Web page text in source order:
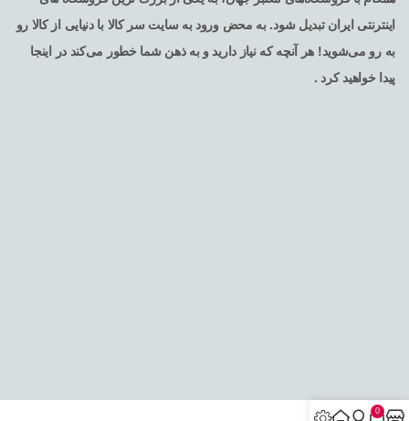
اینترنتی ایران تبدیل شود. به محض ورود به سایت سر کالا با دنیایی از کالا رو
به رو می‌شوید! هر آنچه که نیاز دارید و به ذهن شما خطور می‌کند در اینجا
پیدا خواهید کرد .
0